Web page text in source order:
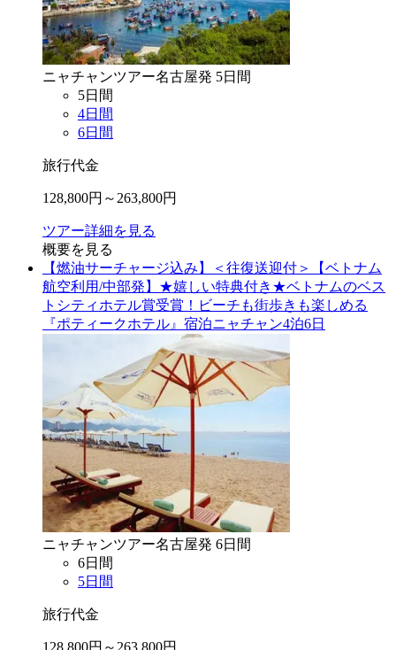
ニャチャンツアー名古屋発 5日間
5日間
4日間
6日間
旅行代金
128,800円～ 263,800円
ツアー詳細を見る
概要を見る
【燃油サーチャージ込み】＜往復送迎付＞【ベトナム
航空利用/中部発】★嬉しい特典付き★ベトナムのベス
トシティホテル賞受賞！ビーチも街歩きも楽しめる
『ポティークホテル』宿泊ニャチャン4泊6日
ニャチャンツアー名古屋発 6日間
6日間
5日間
旅行代金
128,800円～ 263,800円